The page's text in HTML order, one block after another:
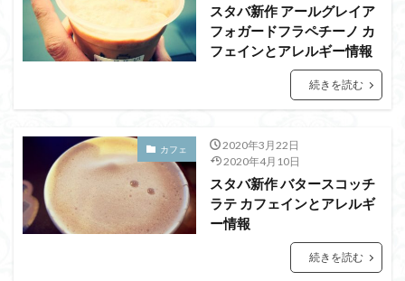
スタバ新作 アールグレイア
フォガードフラペチーノ カ
フェインとアレルギー情報
続きを読む
カフェ
2020年3月22日
2020年4月10日
スタバ新作 バタースコッチ
ラテ カフェインとアレルギ
ー情報
続きを読む